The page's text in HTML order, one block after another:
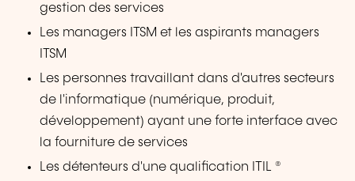
gestion des services
Les managers ITSM et les aspirants managers
ITSM
Les personnes travaillant dans d'autres secteurs
de l'informatique (numérique, produit,
développement) ayant une forte interface avec
la fourniture de services
Les détenteurs d'une qualification ITIL ®